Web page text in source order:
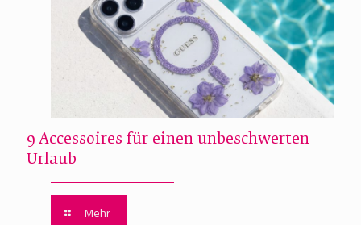
9 Accessoires für einen unbeschwerten
Urlaub
Mehr